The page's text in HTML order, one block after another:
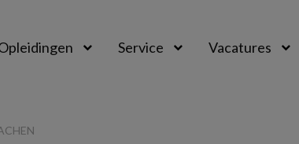
Service Vacatures